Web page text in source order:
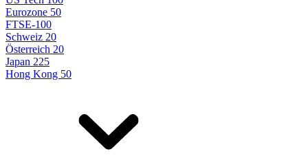
Eurozone 50
FTSE-100
Schweiz 20
Österreich 20
Japan 225
Hong Kong 50